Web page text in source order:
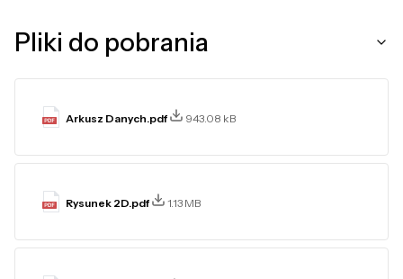
Pliki do pobrania
Arkusz Danych.pdf 943.08 kB
Rysunek 2D.pdf 1.13 MB